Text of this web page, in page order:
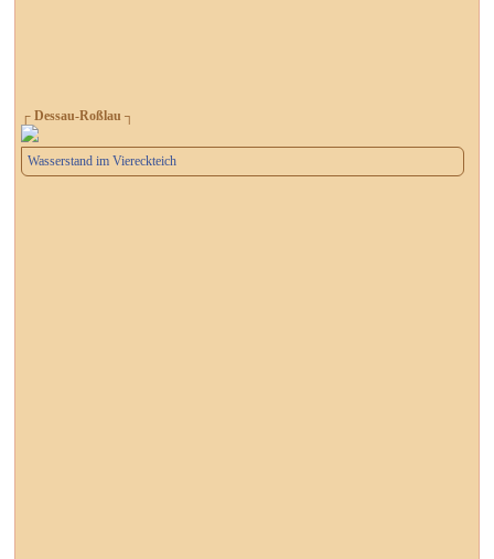
┌ Dessau-Roßlau ┐
Wasserstand im Viereckteich